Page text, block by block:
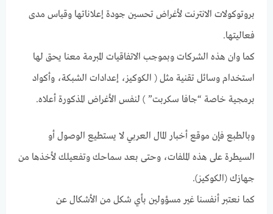
بروتوكولات الانترنت لأغراض تحسين جودة إعلاناتها وقياس مدى
فعاليتها.
كما وان هذه الشركات وبموجب الاتفاقيات المبرمة معنا يحق لها
استخدام وسائل تقنية مثل ( الكوكيز، إعدادات الشبكة، وأكواد
برمجية خاصة “جافا سكربت” ) لنفس الأغراض المذكورة أعلاه.
وبالطبع فإن موقع أخبار المال العربي لا يستطيع الوصول أو
السيطرة على هذه الملفات، وحتى بعد سماحك وتفعيلك لأخذها من
جهازك (الكوكيز).
كما نعتبر أنفسنا غير مسؤولين بأي شكل من الأشكال عن